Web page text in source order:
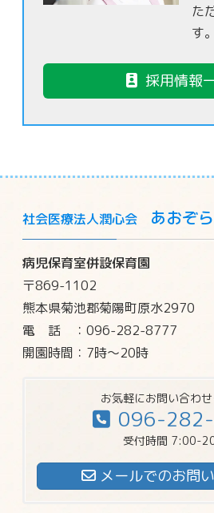
た
す。
採用情報
社会医療法人潤心会 あおぞ
病児保育室併設保育園
〒869-1102
熊本県菊池郡菊陽町原水2970
電話
：096-282-8777
開園時間：7時～20時
お気軽にお問い合わ
096-
受付時間 7:00-
メールでのお問